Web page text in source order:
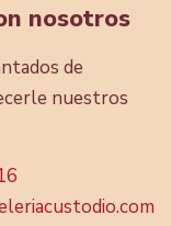
nosotros
de
nuestros